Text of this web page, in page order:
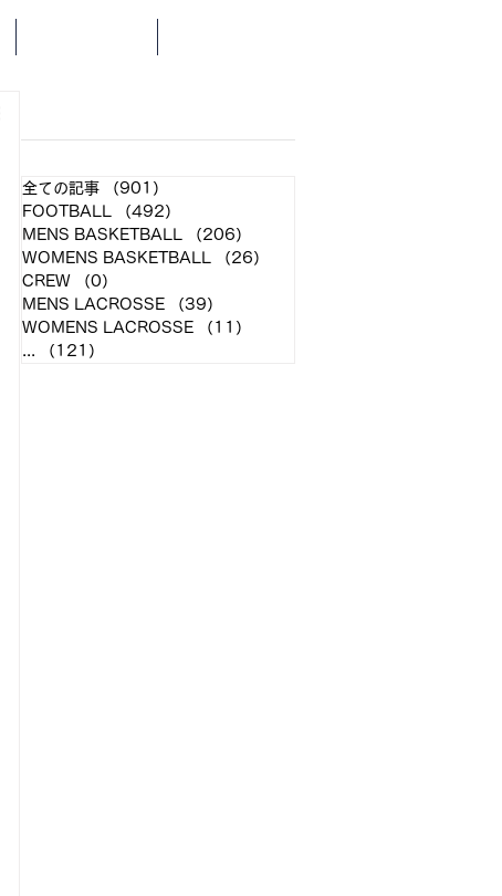
全ての記事 （901）
FOOTBALL
（492）
MENS BASKETBALL
（206）
WOMENS BASKETBALL
（26）
CREW
（0）
MENS LACROSSE
（39）
WOMENS LACROSSE
（11）
...
（121）